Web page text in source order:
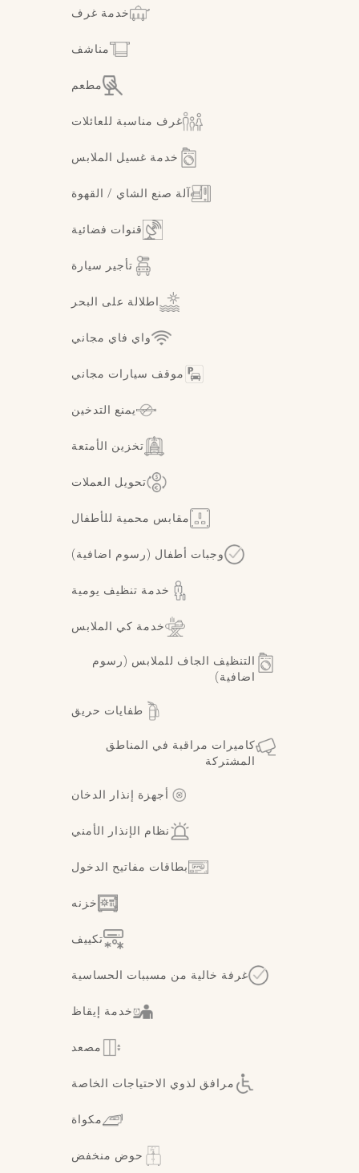
خدمة غرف
مناشف
مطعم
غرف مناسبة للعائلات
خدمة غسيل الملابس
آلة صنع الشاي / القهوة
قنوات فضائية
تأجير سيارة
اطلالة على البحر
واي فاي مجاني
موقف سيارات مجاني
يمنع التدخين
تخزين الأمتعة
تحويل العملات
مقابس محمية للأطفال
وجبات أطفال (رسوم اضافية)
خدمة تنظيف يومية
خدمة كي الملابس
التنظيف الجاف للملابس (رسوم
اضافية)
طفايات حريق
كاميرات مراقبة في المناطق
المشتركة
أجهزة إنذار الدخان
نظام الإنذار الأمني
بطاقات مفاتيح الدخول
خزنه
تكييف
غرفة خالية من مسببات الحساسية
خدمة إيقاظ
مصعد
مرافق لذوي الاحتياجات الخاصة
مكواة
حوض منخفض